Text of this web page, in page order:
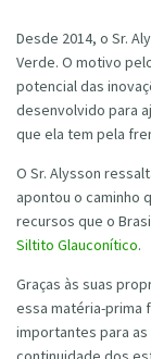
Desde 2014, o Sr.
Verde. O motivo
potencial das
desenvolvido para
que ela tem pela
O Sr. Alysson
apontou o caminho
recursos que o
Siltito Glauconítico.
Graças às suas
essa matéria-prima
importantes para